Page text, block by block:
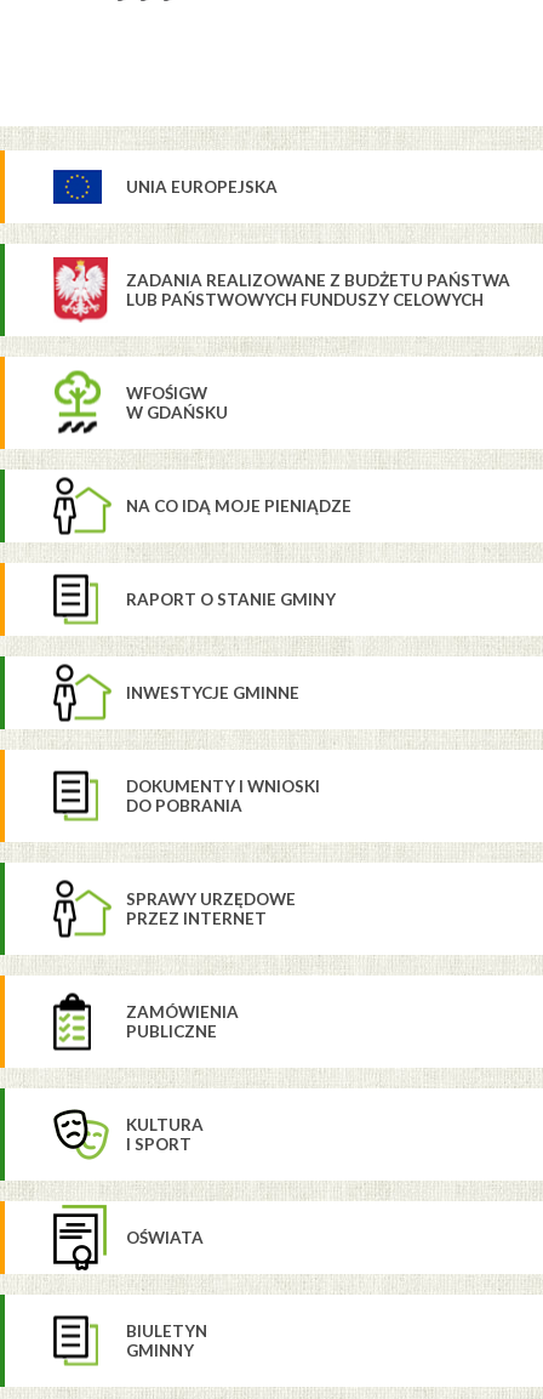
UNIA EUROPEJSKA
ZADANIA REALIZOWANE Z BUDŻETU PAŃSTWA
LUB PAŃSTWOWYCH FUNDUSZY CELOWYCH
WFOŚIGW
W GDAŃSKU
NA CO IDĄ MOJE PIENIĄDZE
RAPORT O STANIE GMINY
INWESTYCJE GMINNE
DOKUMENTY I WNIOSKI
DO POBRANIA
SPRAWY URZĘDOWE
PRZEZ INTERNET
ZAMÓWIENIA
PUBLICZNE
KULTURA
I SPORT
OŚWIATA
BIULETYN
GMINNY